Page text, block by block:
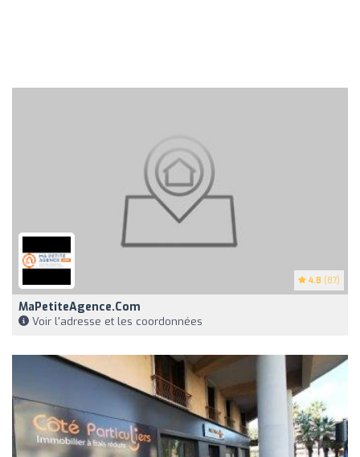
4.8 (87)
MaPetiteAgence.com
Voir l'adresse et les coordonnées